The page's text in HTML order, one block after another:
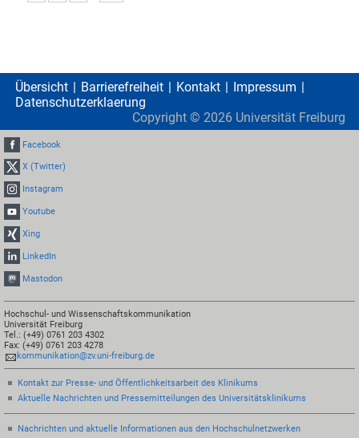
Übersicht Barrierefreiheit Kontakt
Impressum
Datenschutzerklaerung
Copyright © 2026 Universität Freiburg
Facebook
X (Twitter)
Instagram
Youtube
Xing
LinkedIn
Mastodon
Hochschul- und Wissenschaftskommunikation
Universität Freiburg
Tel.: (+49) 0761 203 4302
Fax: (+49) 0761 203 4278
kommunikation@zv.uni-freiburg.de
Kontakt zur Presse- und Öffentlichkeitsarbeit des Klinikums
Aktuelle Nachrichten und Pressemitteilungen des Universitätsklinikums
Nachrichten und aktuelle Informationen aus den Hochschulnetzwerken